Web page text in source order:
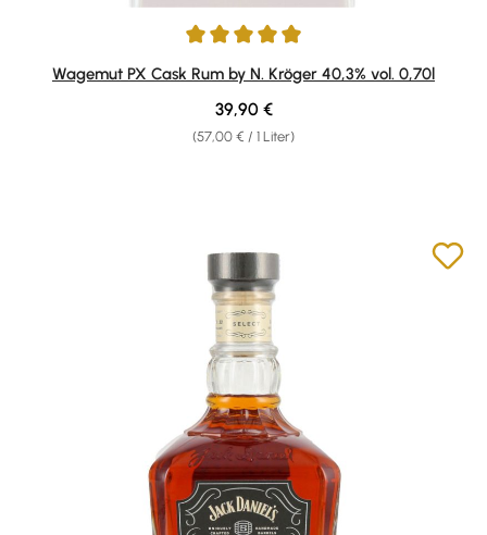
Durchschnittliche Bewertung von 4.88 von 5 Sternen
Wagemut PX Cask Rum by N. Kröger 40,3% vol. 0,70l
(57,00 € / 1 Liter)
Regulärer Preis:
39,90 €